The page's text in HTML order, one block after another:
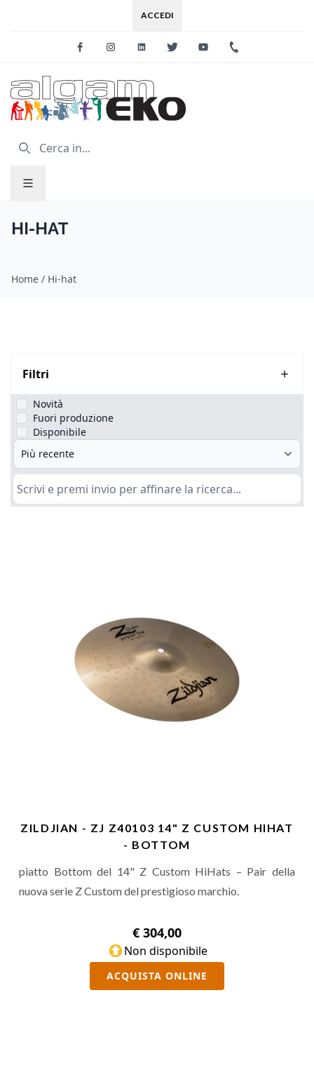
ACCEDI
FacebookInstagramLinkedinTwitter Youtube
HI-HAT
Home / Hi-hat
Filtri
Novità
Fuori produzione
Disponibile
ZILDJIAN - ZJ Z40103 14" Z CUSTOM HIHAT
- BOTTOM
piatto Bottom del 14" Z Custom HiHats – Pair della
nuova serie Z Custom del prestigioso marchio.
€ 304,00
Non disponibile
ACQUISTA ONLINE